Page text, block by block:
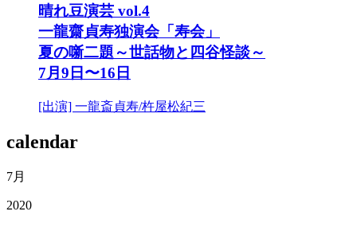
晴れ豆演芸 vol.4
一龍齋貞寿独演会「寿会」
夏の噺二題～世話物と四谷怪談～
7月9日〜16日
[出演] 一龍斎貞寿/杵屋松紀三
calendar
7月
2020